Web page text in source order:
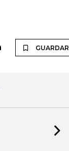
GUARDAR